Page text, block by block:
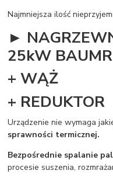
Najmniejsza ilość
►
25kW
+ WĄŻ
+ REDUKTOR
Urządzenie nie wymaga
sprawności termicznej.
Bezpośrednie spalanie
procesie suszenia,